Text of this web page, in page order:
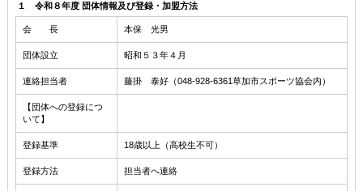
１ 令和８年度 団体情報及び登録・加盟方法
会 長 本保 光男
団体設立 昭和５３年４月
連絡担当者 藤掛 泰好（048-928-6361草加市スポーツ協会内）
【団体への登録につ
いて】
登録基準 18歳以上（高校生不可）
登録方法 担当者へ連絡